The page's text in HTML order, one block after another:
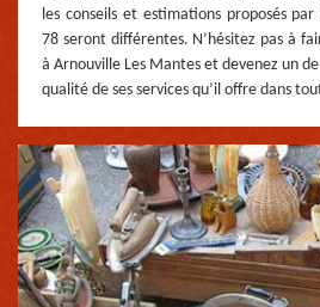
les conseils et estimations proposés
78 seront différentes. N’hésitez pas à
à Arnouville Les Mantes et devenez un
qualité de ses services qu’il offre dans